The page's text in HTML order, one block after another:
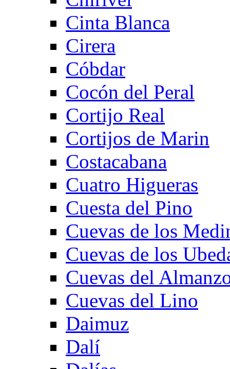
Cinta Blanca
Cirera
Cóbdar
Cocón del Peral
Cortijo Real
Cortijos de Marin
Costacabana
Cuatro Higueras
Cuesta del Pino
Cuevas de los
Cuevas de los
Cuevas del
Cuevas del Lino
Daimuz
Dalí